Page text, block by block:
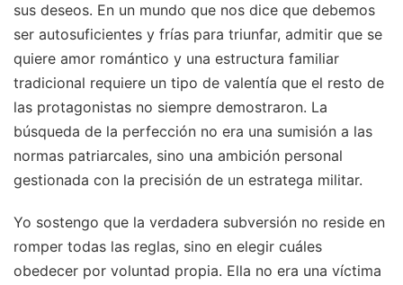
sus deseos. En un mundo que nos dice que debemos
ser autosuficientes y frías para triunfar, admitir que se
quiere amor romántico y una estructura familiar
tradicional requiere un tipo de valentía que el resto de
las protagonistas no siempre demostraron. La
búsqueda de la perfección no era una sumisión a las
normas patriarcales, sino una ambición personal
gestionada con la precisión de un estratega militar.
Yo sostengo que la verdadera subversión no reside en
romper todas las reglas, sino en elegir cuáles
obedecer por voluntad propia. Ella no era una víctima